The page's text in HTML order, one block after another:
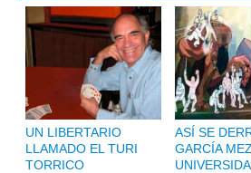
UN LIBERTARIO
LLAMADO EL TURI
TORRICO
ASÍ SE
GARCÍA